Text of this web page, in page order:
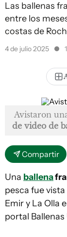
Las ballenas
entre los
costas de
4 de julio 2025
Avistaron
de video de
Compartir
Una ballena
pesca fue
Emir y La Olla
portal Ballenas